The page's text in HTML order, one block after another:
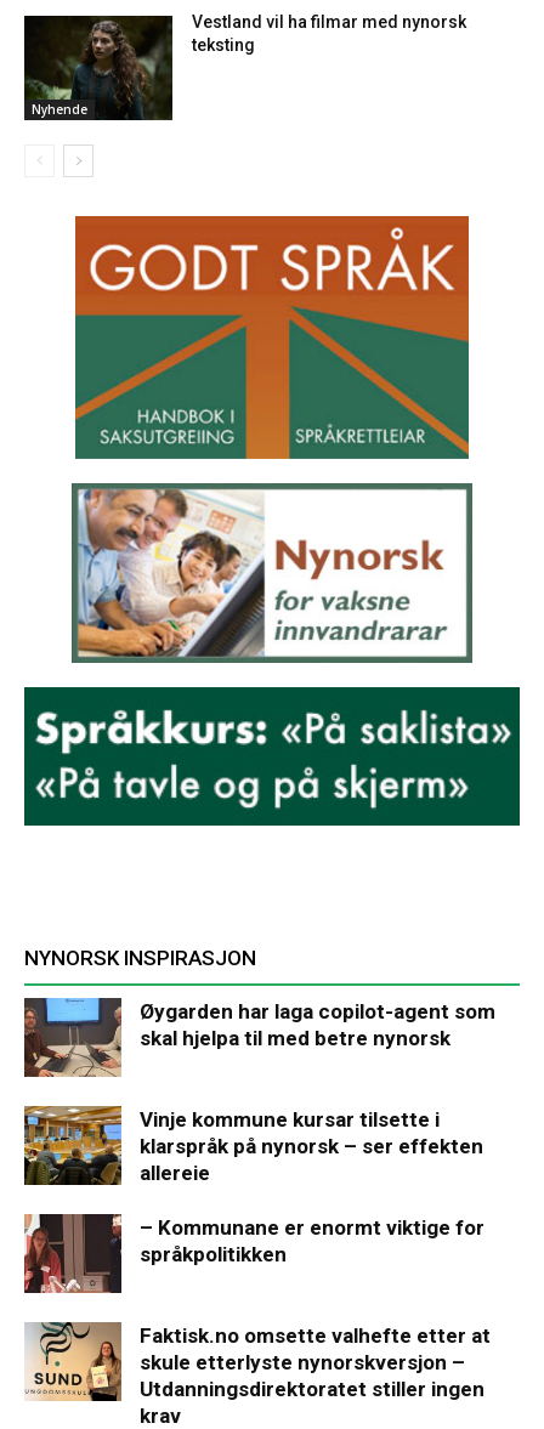
Nyhende
Vestland vil ha filmar med nynorsk
teksting
NYNORSK INSPIRASJON
Øygarden har laga copilot-agent som
skal hjelpa til med betre nynorsk
Vinje kommune kursar tilsette i
klarspråk på nynorsk – ser effekten
allereie
– Kommunane er enormt viktige for
språkpolitikken
Faktisk.no omsette valhefte etter at
skule etterlyste nynorskversjon –
Utdanningsdirektoratet stiller ingen
krav